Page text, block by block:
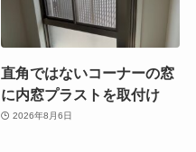
直角ではないコーナーの窓
に内窓プラストを取付け
2026年8月6日